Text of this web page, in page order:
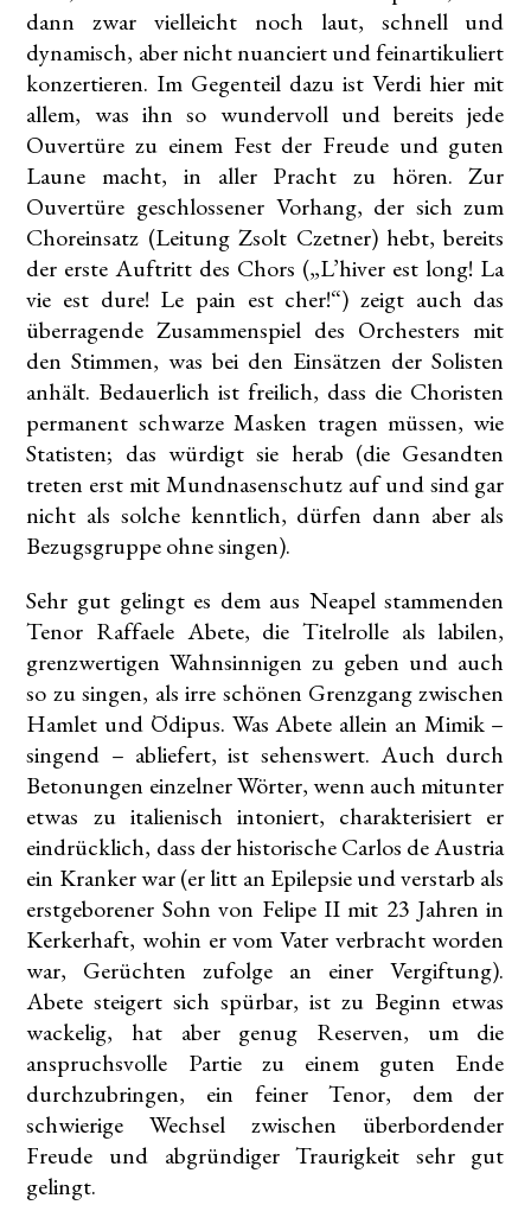
dann zwar vielleicht noch laut, schnell und
dynamisch, aber nicht nuanciert und feinartikuliert
konzertieren. Im Gegenteil dazu ist Verdi hier mit
allem, was ihn so wundervoll und bereits jede
Ouvertüre zu einem Fest der Freude und guten
Laune macht, in aller Pracht zu hören. Zur
Ouvertüre geschlossener Vorhang, der sich zum
Choreinsatz (Leitung Zsolt Czetner) hebt, bereits
der erste Auftritt des Chors („L’hiver est long! La
vie est dure! Le pain est cher!“) zeigt auch das
überragende Zusammenspiel des Orchesters mit
den Stimmen, was bei den Einsätzen der Solisten
anhält. Bedauerlich ist freilich, dass die Choristen
permanent schwarze Masken tragen müssen, wie
Statisten; das würdigt sie herab (die Gesandten
treten erst mit Mundnasenschutz auf und sind gar
nicht als solche kenntlich, dürfen dann aber als
Bezugsgruppe ohne singen).
Sehr gut gelingt es dem aus Neapel stammenden
Tenor Raffaele Abete, die Titelrolle als labilen,
grenzwertigen Wahnsinnigen zu geben und auch
so zu singen, als irre schönen Grenzgang zwischen
Hamlet und Ödipus. Was Abete allein an Mimik –
singend – abliefert, ist sehenswert. Auch durch
Betonungen einzelner Wörter, wenn auch mitunter
etwas zu italienisch intoniert, charakterisiert er
eindrücklich, dass der historische Carlos de Austria
ein Kranker war (er litt an Epilepsie und verstarb als
erstgeborener Sohn von Felipe II mit 23 Jahren in
Kerkerhaft, wohin er vom Vater verbracht worden
war, Gerüchten zufolge an einer Vergiftung).
Abete steigert sich spürbar, ist zu Beginn etwas
wackelig, hat aber genug Reserven, um die
anspruchsvolle Partie zu einem guten Ende
durchzubringen, ein feiner Tenor, dem der
schwierige Wechsel zwischen überbordender
Freude und abgründiger Traurigkeit sehr gut
gelingt.